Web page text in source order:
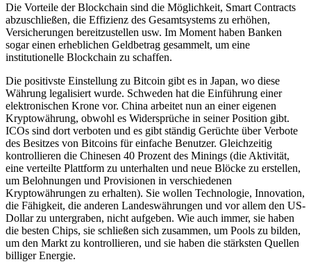
Die Vorteile der Blockchain sind die Möglichkeit, Smart Contracts
abzuschließen, die Effizienz des Gesamtsystems zu erhöhen,
Versicherungen bereitzustellen usw. Im Moment haben Banken
sogar einen erheblichen Geldbetrag gesammelt, um eine
institutionelle Blockchain zu schaffen.
Die positivste Einstellung zu Bitcoin gibt es in Japan, wo diese
Währung legalisiert wurde. Schweden hat die Einführung einer
elektronischen Krone vor. China arbeitet nun an einer eigenen
Kryptowährung, obwohl es Widersprüche in seiner Position gibt.
ICOs sind dort verboten und es gibt ständig Gerüchte über Verbote
des Besitzes von Bitcoins für einfache Benutzer. Gleichzeitig
kontrollieren die Chinesen 40 Prozent des Minings (die Aktivität,
eine verteilte Plattform zu unterhalten und neue Blöcke zu erstellen,
um Belohnungen und Provisionen in verschiedenen
Kryptowährungen zu erhalten). Sie wollen Technologie, Innovation,
die Fähigkeit, die anderen Landeswährungen und vor allem den US-
Dollar zu untergraben, nicht aufgeben. Wie auch immer, sie haben
die besten Chips, sie schließen sich zusammen, um Pools zu bilden,
um den Markt zu kontrollieren, und sie haben die stärksten Quellen
billiger Energie.